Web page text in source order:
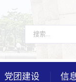
党团建设 信